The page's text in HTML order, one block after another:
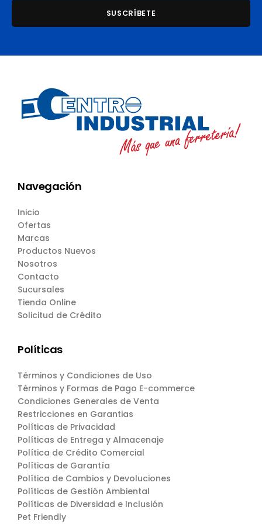
Navegación
Inicio
Ofertas
Marcas
Productos Nuevos
Nosotros
Contacto
Sucursales
Tienda Online
Solicitud de Crédito
Políticas
Términos y Condiciones de Uso
Términos y Formas de Pago E-commerce
Condiciones Generales de Venta
Restricciones en Garantias
Políticas de Privacidad
Políticas de Entrega y Almacenaje
Política de Crédito Comercial
Políticas de Garantía
Política de Cambios y Devoluciones
Políticas de Gestión Ambiental
Políticas de Diversidad e Inclusión
Pet Friendly